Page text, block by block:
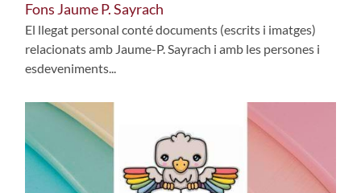
Fons Jaume P. Sayrach
El llegat personal conté documents (escrits i imatges)
relacionats amb Jaume-P. Sayrach i amb les persones i
esdeveniments...